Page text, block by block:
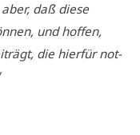
daß die­se
und hof­fen,
die hier­für not­